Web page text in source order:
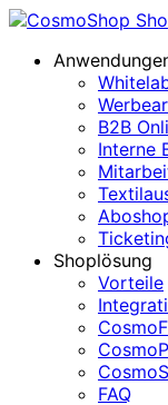
B2B
Interne
Shoplösung
Vorteile
FAQ